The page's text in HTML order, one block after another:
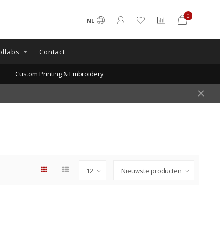
NL
0
Contact
Custom Printing & Embroidery